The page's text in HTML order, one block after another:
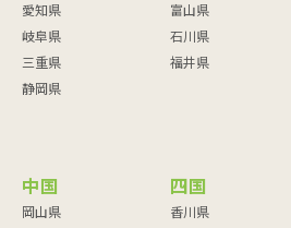
愛知県
岐阜県
三重県
静岡県
富山県
石川県
福井県
中国
岡山県
四国
香川県